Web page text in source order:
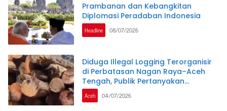
Prambanan dan Kebangkitan
Diplomasi Peradaban Indonesia
Headline 08/07/2026
Diduga Illegal Logging Terorganisir
di Perbatasan Nagan Raya–Aceh
Tengah, Publik Pertanyakan
Ketegasan APH dan Satgas PKH
Aceh 04/07/2026